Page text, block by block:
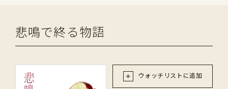
悲鳴で終る物語
ウォッチリストに追加